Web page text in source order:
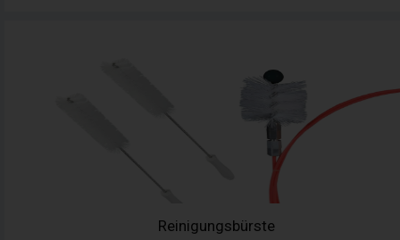
Reinigungsbürste